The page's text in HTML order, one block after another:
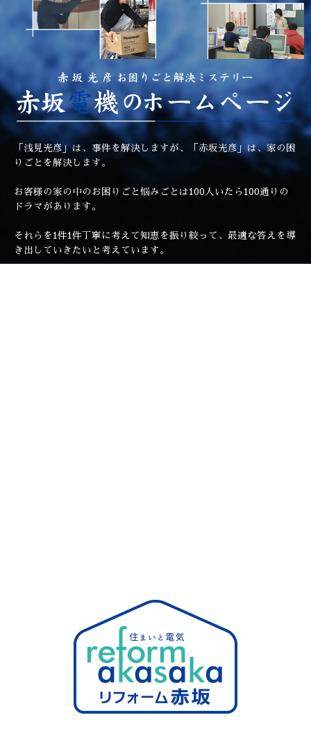
「浅見光彦」は、事件を解決しますが、「赤坂光彦」は、家の困
りごとを解決します。
お客様の家の中のお困りごと悩みごとは100人いたら100通りの
ドラマがあります。
それらを1件1件丁寧に考えて知恵を振り絞って、最適な答えを導
き出していきたいと考えています。